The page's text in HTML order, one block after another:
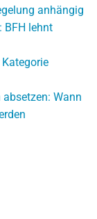
anhängig
BFH lehnt
Wann